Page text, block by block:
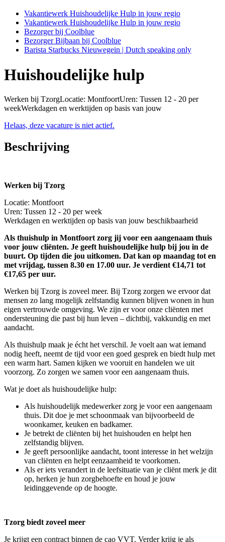
Vakantiewerk Huishoudelijke Hulp in jouw regio
Vakantiewerk Huishoudelijke Hulp in jouw regio
Bezorger bij Coolblue
Bezorger Bijbaan bij Coolblue
Barista Starbucks Nieuwegein | Dutch speaking only
Huishoudelijke hulp
Werken bij TzorgLocatie: MontfoortUren: Tussen 12 - 20 per
weekWerkdagen en werktijden op basis van jouw
Helaas, deze vacature is niet actief.
Beschrijving
Werken bij Tzorg
Locatie: Montfoort
Uren: Tussen 12 - 20 per week
Werkdagen en werktijden op basis van jouw beschikbaarheid
Als thuishulp in Montfoort zorg jij voor een aangenaam thuis
voor jouw cliënten. Je geeft huishoudelijke hulp bij jou in de
buurt. Op tijden die jou uitkomen. Dat kan op maandag tot en
met vrijdag, tussen 8.30 en 17.00 uur. Je verdient €14,71 tot
€17,65 per uur.
Werken bij Tzorg is zoveel meer. Bij Tzorg zorgen we ervoor dat
mensen zo lang mogelijk zelfstandig kunnen blijven wonen in hun
eigen vertrouwde omgeving. We zijn er voor onze cliënten met
ondersteuning die past bij hun leven – dichtbij, vakkundig en met
aandacht.
Als thuishulp maak je écht het verschil. Je voelt aan wat iemand
nodig heeft, neemt de tijd voor een goed gesprek en biedt hulp met
een warm hart. Samen kijken we vooruit en handelen we uit
voorzorg. Zo zorgen we samen voor een aangenaam thuis.
Wat je doet als huishoudelijke hulp:
Als huishoudelijk medewerker zorg je voor een aangenaam
thuis. Dit doe je met schoonmaak van bijvoorbeeld de
woonkamer, keuken en badkamer.
Je betrekt de cliënten bij het huishouden en helpt hen
zelfstandig blijven.
Je geeft persoonlijke aandacht, toont interesse in het welzijn
van cliënten en helpt eenzaamheid te voorkomen.
Als er iets verandert in de leefsituatie van je cliënt merk je dit
op, herken je hun zorgbehoefte en houd je jouw
leidinggevende op de hoogte.
Tzorg biedt zoveel meer
Je krijgt een contract binnen de cao VVT. Verder krijg je als